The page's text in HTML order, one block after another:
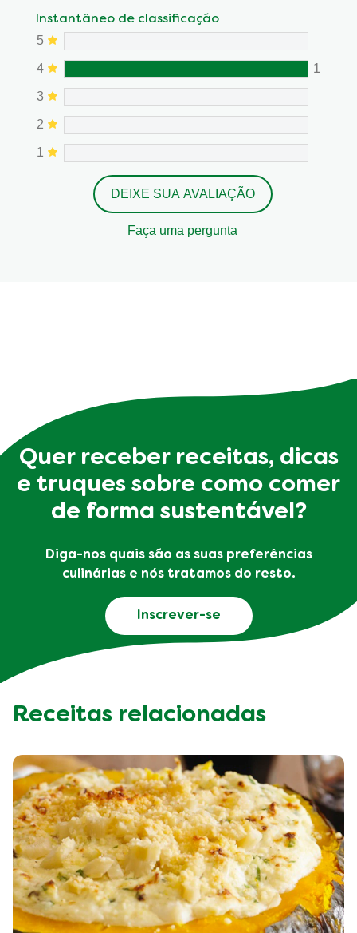
Instantâneo de classificação
5
4 1
3
2
1
DEIXE SUA AVALIAÇÃO
Faça uma pergunta
Quer receber receitas, dicas
e truques sobre como comer
de forma sustentável?
Diga-nos quais são as suas preferências
culinárias e nós tratamos do resto.
Inscrever-se
Receitas relacionadas